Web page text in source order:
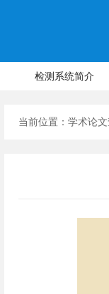
检测系统简介
当前位置： 学术论